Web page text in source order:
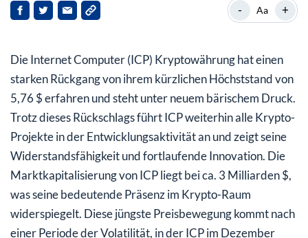
Implikationen für die Interessengruppen
Zukunftsaussichten
- Aa +
Die Internet Computer (ICP) Kryptowährung hat einen
starken Rückgang von ihrem kürzlichen Höchststand von
5,76 $ erfahren und steht unter neuem bärischem Druck.
Trotz dieses Rückschlags führt ICP weiterhin alle Krypto-
Projekte in der Entwicklungsaktivität an und zeigt seine
Widerstandsfähigkeit und fortlaufende Innovation. Die
Marktkapitalisierung von ICP liegt bei ca. 3 Milliarden $,
was seine bedeutende Präsenz im Krypto-Raum
widerspiegelt. Diese jüngste Preisbewegung kommt nach
einer Periode der Volatilität, in der ICP im Dezember